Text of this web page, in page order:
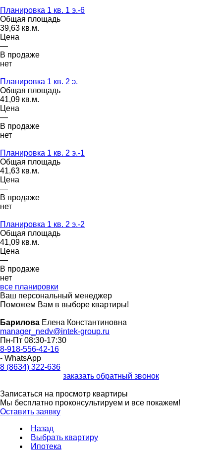
Планировка 1 кв. 1 э.-6
Общая площадь
39,63 кв.м.
Цена
—
В продаже
нет
Планировка 1 кв. 2 э.
Общая площадь
41,09 кв.м.
Цена
—
В продаже
нет
Планировка 1 кв. 2 э.-1
Общая площадь
41,63 кв.м.
Цена
—
В продаже
нет
Планировка 1 кв. 2 э.-2
Общая площадь
41,09 кв.м.
Цена
—
В продаже
нет
все планировки
Ваш персональный менеджер
Поможем Вам в выборе квартиры!
Барилова Елена Константиновна
manager_nedv@intek-group.ru
Пн-Пт 08:30-17:30
8-918-556-42-16
- WhatsApp
8 (8634) 322-636
заказать обратный звонок
Записаться на просмотр квартиры
Мы бесплатно проконсультируем и все покажем!
Оставить заявку
Назад
Выбрать квартиру
Ипотека